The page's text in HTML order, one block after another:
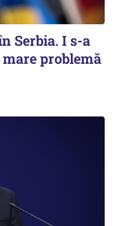
Serbia. I s-a
problemă